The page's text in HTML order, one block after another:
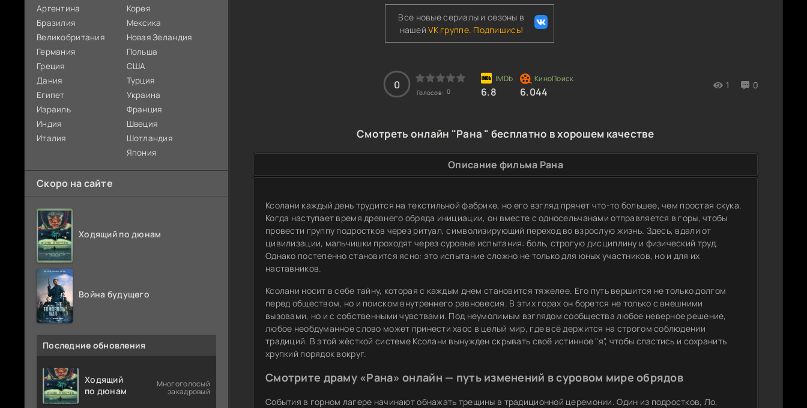
Аргентина
Бразилия
Великобритания
Германия
Греция
Дания
Египет
Израиль
Индия
Италия
Корея
Мексика
Новая Зеландия
Польша
США
Турция
Украина
Франция
Швеция
Шотландия
Япония
Скоро на сайте
Ходящий по дюнам
Война будущего
Последние обновления
Ходящий
по дюнам
Многоголосый
закадровый
Все новые сериалы и сезоны в
нашейVK группе. Подпишись!
0
Голосов: 0 6.8 6.044
1 0
Смотреть онлайн "Рана " бесплатно в хорошем качестве
Описание фильма Рана
Ксолани каждый день трудится на текстильной фабрике, но его взгляд прячет что-то большее, чем простая скука.
Когда наступает время древнего обряда инициации, он вместе с односельчанами отправляется в горы, чтобы
провести группу подростков через ритуал, символизирующий переход во взрослую жизнь. Здесь, вдали от
цивилизации, мальчишки проходят через суровые испытания: боль, строгую дисциплину и физический труд.
Однако постепенно становится ясно: это испытание сложно не только для юных участников, но и для их
наставников.
Ксолани носит в себе тайну, которая с каждым днем становится тяжелее. Его путь вершится не только долгом
перед обществом, но и поиском внутреннего равновесия. В этих горах он борется не только с внешними
вызовами, но и с собственными чувствами. Под неумолимым взглядом сообщества любое неверное решение,
любое необдуманное слово может принести хаос в целый мир, где всё держится на строгом соблюдении
традиций. В этой жёсткой системе Ксолани вынужден скрывать своё истинное "я", чтобы спастись и сохранить
хрупкий порядок вокруг.
Смотрите драму «Рана» онлайн — путь изменений в суровом мире обрядов
События в горном лагере начинают обнажать трещины в традиционной церемонии. Один из подростков, Ло,